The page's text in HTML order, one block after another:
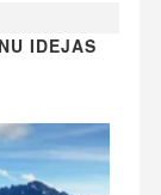
IDEJAS